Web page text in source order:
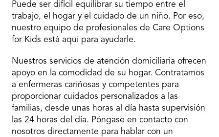
Puede ser difícil equilibrar su tiempo entre el
trabajo, el hogar y el cuidado de un niño. Por eso,
nuestro equipo de profesionales de Care Options
for Kids está aquí para ayudarle.
Nuestros servicios de atención domiciliaria ofrecen
apoyo en la comodidad de su hogar. Contratamos
a enfermeras cariñosas y competentes para
proporcionar cuidados personalizados a las
familias, desde unas horas al día hasta supervisión
las 24 horas del día. Póngase en contacto con
nosotros directamente para hablar con un